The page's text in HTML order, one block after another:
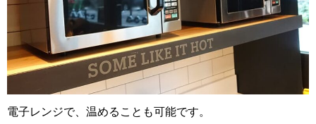
電子レンジで、温めることも可能です。